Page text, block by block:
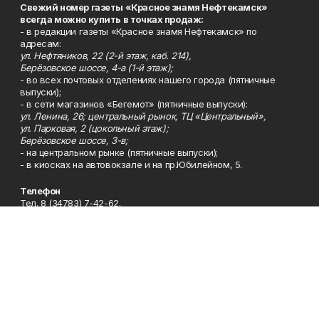
Свежий номер газеты «Красное знамя Нефтекамск»
всегда можно купить в точках продаж:
- в редакции газеты «Красное знамя Нефтекамск» по
адресам:
ул. Нефтяников, 22 (2-й этаж, каб. 214),
Берёзовское шоссе, 4-а (1-й этаж);
- во всех почтовых отделениях нашего города (пятничные
выпуски);
- в сети магазинов «Бегемот» (пятничные выпуски):
ул. Ленина, 26; центральный рынок, ТЦ «Центральный»,
ул. Парковая, 2 (цокольный этаж);
Берёзовское шоссе, 3-в;
- на центральном рынке (пятничные выпуски);
- в киосках на автовокзале и на пр.Юбилейном, 5.
Телефон
Тел. 8 (34783) 7-42-62.